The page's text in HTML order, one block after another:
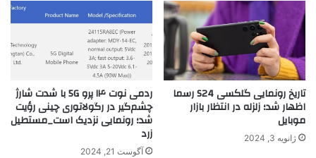
تاریخ رونمایی گلکسی S24 رسما
اظهار شد؛ زلزله در انتظار بازار
موبایل
ژانویه 3, 2024
ردمی نوت ۱۴ پرو 5G با شدت شارژ
چشم‌گیر در رگولاتوری چینی رؤیت
شد؛ رونمایی نزدیک است_مستطیل
زرد
آگوست 21, 2024